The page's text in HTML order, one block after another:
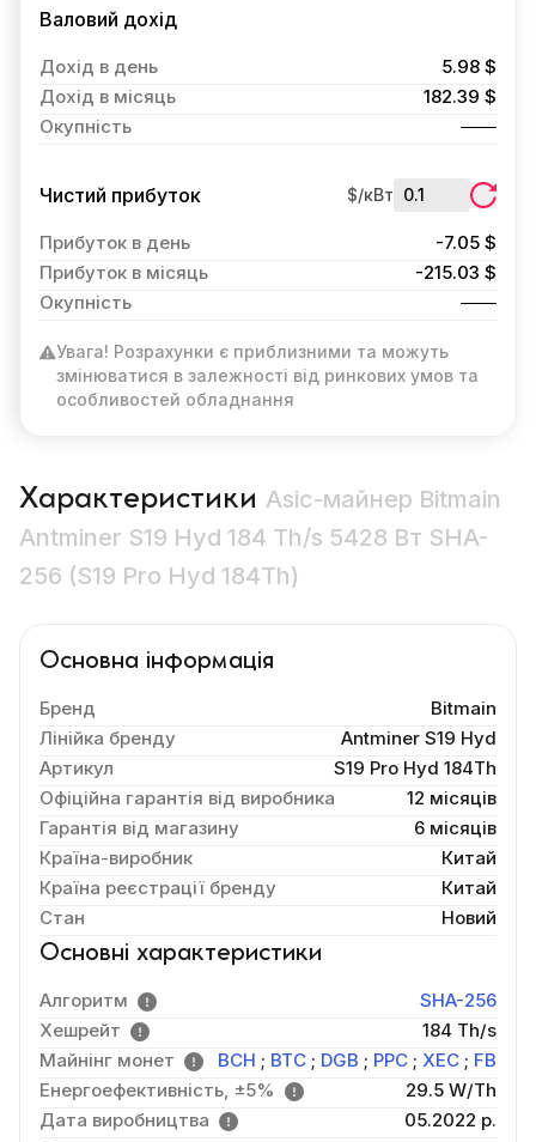
Валовий дохід
Дохід в день
5.98 $
Дохід в місяць
182.39 $
Окупність
Чистий прибуток $/кВт
Прибуток в день
-7.05 $
Прибуток в місяць
-215.03 $
Окупність
Увага! Розрахунки є приблизними та можуть
змінюватися в залежності від ринкових умов та
особливостей обладнання
Характеристики Asic-майнер Bitmain
Antminer S19 Hyd 184 Th/s 5428 Вт SHA-
256 (S19 Pro Hyd 184Th)
Основна інформація
Бренд
Bitmain
Лінійка бренду
Antminer S19 Hyd
Артикул
S19 Pro Hyd 184Th
Офіційна гарантія від виробника
12 місяців
Гарантія від магазину
6 місяців
Країна-виробник
Китай
Країна реєстрації бренду
Китай
Стан
Новий
Основні характеристики
Алгоритм
SHA-256
Хешрейт
184 Th/s
Майнінг монет
BCH ; BTC ; DGB ; PPC ; XEC ; FB
Енергоефективність, ±5%
29.5 W/Th
Дата виробництва
05.2022 р.